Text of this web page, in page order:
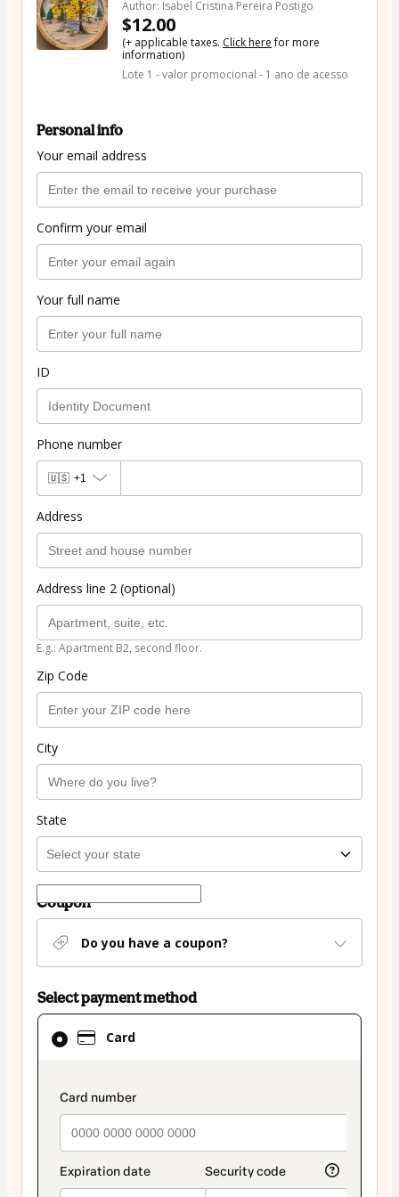
Author: Isabel Cristina Pereira Postigo
$12.00
(+ applicable taxes. Click herefor more
information)
Lote 1 - valor promocional - 1 ano de acesso
Personal info
Your email address
Confirm your email
Your full name
ID
Phone number
🇺🇸 +1
Address
Address line 2 (optional)
E.g.: Apartment B2, second floor.
Zip Code
City
State
Coupon
Do you have a coupon?
Select payment method
Card
payment_data.section_title_v2
Card
selected
method